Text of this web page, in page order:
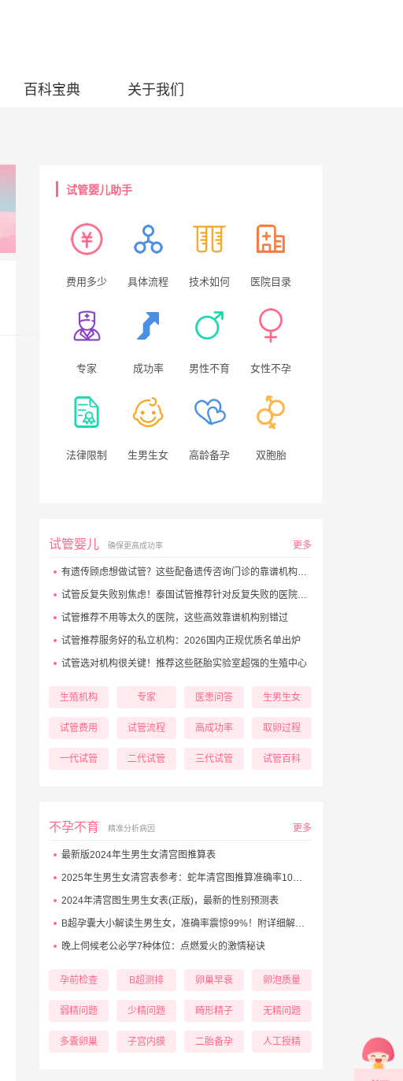
百科宝典 关于我们
试管婴儿助手
费用多少 具体流程 技术如何 医院目录
专家 成功率 男性不育 女性不孕
法律限制 生男生女 高龄备孕 双胞胎
试管婴儿 确保更高成功率 更多
有遗传顾虑想做试管？这些配备遗传咨询门诊的靠谱机构别错过
试管反复失败别焦虑！泰国试管推荐针对反复失败的医院大盘点
试管推荐不用等太久的医院，这些高效靠谱机构别错过
试管推荐服务好的私立机构：2026国内正规优质名单出炉
试管选对机构很关键！推荐这些胚胎实验室超强的生殖中心
生殖机构 专家 医患问答 生男生女
试管费用 试管流程 高成功率 取卵过程
一代试管 二代试管 三代试管 试管百科
不孕不育 精准分析病因 更多
最新版2024年生男生女清宫图推算表
2025年生男生女清宫表参考：蛇年清宫图推算准确率100%！
2024年清宫图生男生女表(正版)，最新的性别预测表
B超孕囊大小解读生男生女，准确率震惊99%！附详细解析表！
晚上伺候老公必学7种体位：点燃爱火的激情秘诀
孕前检查 B超测排 卵巢早衰 卵泡质量
弱精问题 少精问题 畸形精子 无精问题
多囊卵巢 子宫内膜 二胎备孕 人工授精